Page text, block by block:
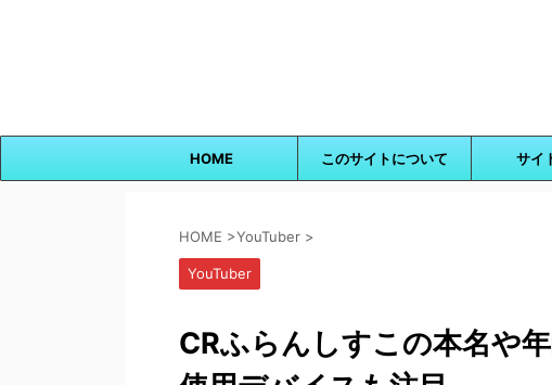
HOME このサイトについて サイ
HOME >YouTuber >
YouTuber
CRふらんしすこの本名や